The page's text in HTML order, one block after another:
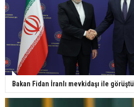
Bakan Fidan İranlı mevkidaşı ile görüştü